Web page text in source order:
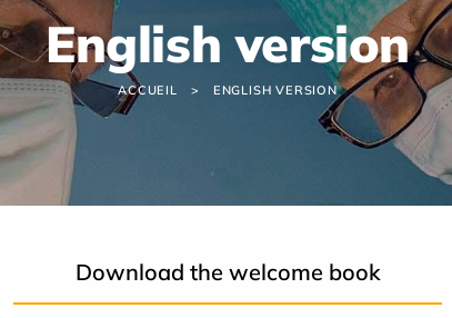
English version
ACCUEIL ENGLISH VERSION
Download the welcome book